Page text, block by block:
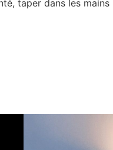
taper dans les